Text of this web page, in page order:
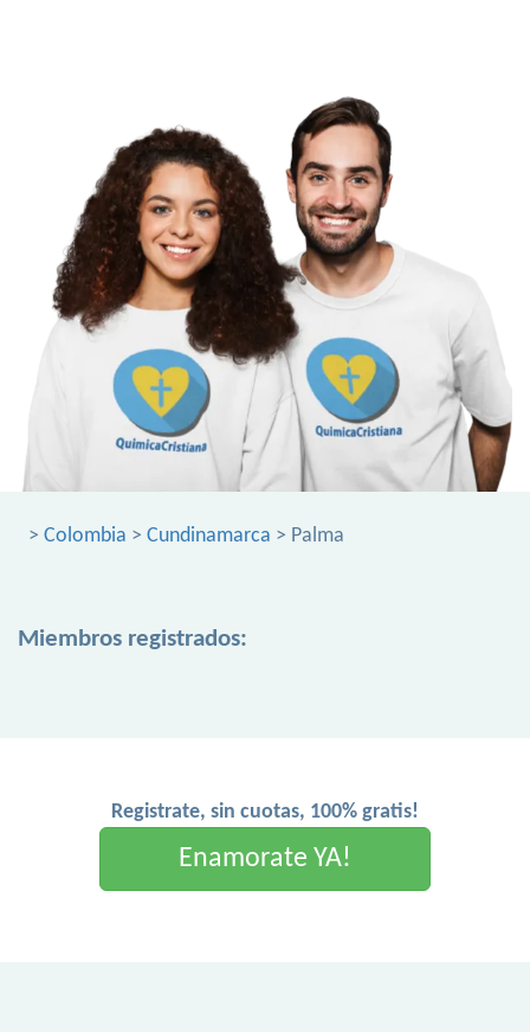
> Colombia > Cundinamarca > Palma
Miembros registrados:
Registrate, sin cuotas, 100% gratis!
Enamorate YA!